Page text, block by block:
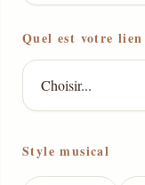
Quel est votre lien
Style musical